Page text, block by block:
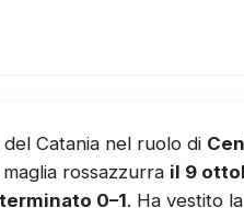
Catania nel ruolo di
rossazzurra il 9
0–1. Ha vestito